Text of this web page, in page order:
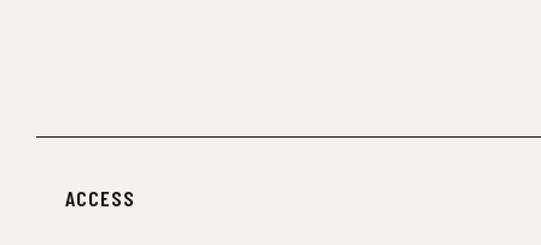
ACCESS